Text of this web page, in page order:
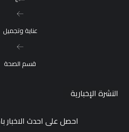
عناية وتجميل
قسم الصحة
النشرة الإخبارية
احصل على احدث الاخبار